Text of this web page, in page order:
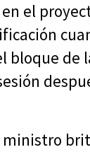
el
bloque de